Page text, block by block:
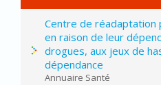
Centre de réadaptation
en raison de leur
drogues, aux jeux de
dépendance
Annuaire Santé